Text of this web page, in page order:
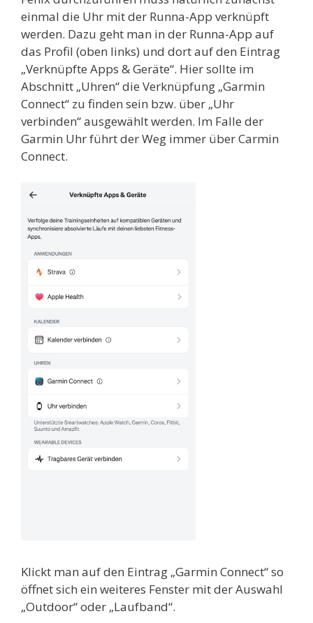
einmal die Uhr mit der Runna-App verknüpft
werden. Dazu geht man in der Runna-App auf
das Profil (oben links) und dort auf den Eintrag
„Verknüpfte Apps & Geräte“. Hier sollte im
Abschnitt „Uhren“ die Verknüpfung „Garmin
Connect“ zu finden sein bzw. über „Uhr
verbinden“ ausgewählt werden. Im Falle der
Garmin Uhr führt der Weg immer über Carmin
Connect.
Klickt man auf den Eintrag „Garmin Connect“ so
öffnet sich ein weiteres Fenster mit der Auswahl
„Outdoor“ oder „Laufband“.